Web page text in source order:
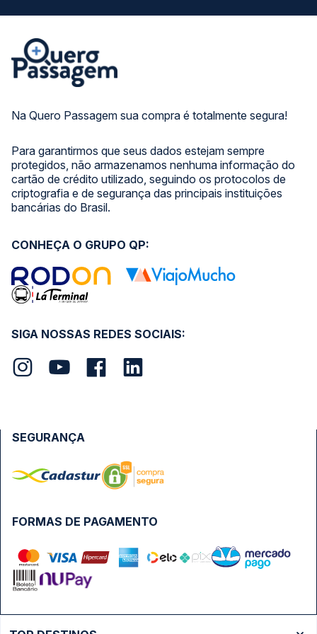
Na Quero Passagem sua compra é totalmente segura!
Para garantirmos que seus dados estejam sempre
protegidos, não armazenamos nenhuma informação do
cartão de crédito utilizado, seguindo os protocolos de
criptografia e de segurança das principais instituições
bancárias do Brasil.
SIGA NOSSAS REDES SOCIAIS:
CONHEÇA O GRUPO QP:
FORMAS DE PAGAMENTO
SEGURANÇA